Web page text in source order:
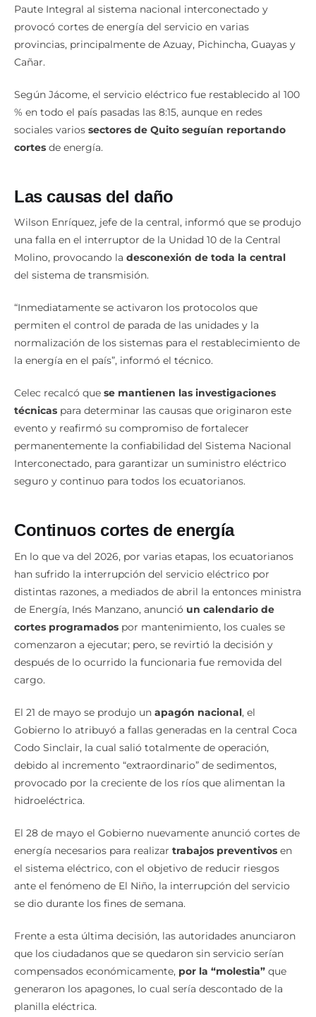
Paute Integral al sistema nacional interconectado y
provocó cortes de energía del servicio en varias
provincias, principalmente de Azuay, Pichincha, Guayas y
Cañar.
Según Jácome, el servicio eléctrico fue restablecido al 100
% en todo el país pasadas las 8:15, aunque en redes
sociales varios sectores de Quito seguían reportando
cortes de energía.
Las causas del daño
Wilson Enríquez, jefe de la central, informó que se produjo
una falla en el interruptor de la Unidad 10 de la Central
Molino, provocando la desconexión de toda la central
del sistema de transmisión.
“Inmediatamente se activaron los protocolos que
permiten el control de parada de las unidades y la
normalización de los sistemas para el restablecimiento de
la energía en el país”, informó el técnico.
Celec recalcó que se mantienen las investigaciones
técnicas para determinar las causas que originaron este
evento y reafirmó su compromiso de fortalecer
permanentemente la confiabilidad del Sistema Nacional
Interconectado, para garantizar un suministro eléctrico
seguro y continuo para todos los ecuatorianos.
Continuos cortes de energía
En lo que va del 2026, por varias etapas, los ecuatorianos
han sufrido la interrupción del servicio eléctrico por
distintas razones, a mediados de abril la entonces ministra
de Energía, Inés Manzano, anunció un calendario de
cortes programados por mantenimiento, los cuales se
comenzaron a ejecutar; pero, se revirtió la decisión y
después de lo ocurrido la funcionaria fue removida del
cargo.
El 21 de mayo se produjo un apagón nacional, el
Gobierno lo atribuyó a fallas generadas en la central Coca
Codo Sinclair, la cual salió totalmente de operación,
debido al incremento “extraordinario” de sedimentos,
provocado por la creciente de los ríos que alimentan la
hidroeléctrica.
El 28 de mayo el Gobierno nuevamente anunció cortes de
energía necesarios para realizar trabajos preventivos en
el sistema eléctrico, con el objetivo de reducir riesgos
ante el fenómeno de El Niño, la interrupción del servicio
se dio durante los fines de semana.
Frente a esta última decisión, las autoridades anunciaron
que los ciudadanos que se quedaron sin servicio serían
compensados económicamente, por la “molestia” que
generaron los apagones, lo cual sería descontado de la
planilla eléctrica.